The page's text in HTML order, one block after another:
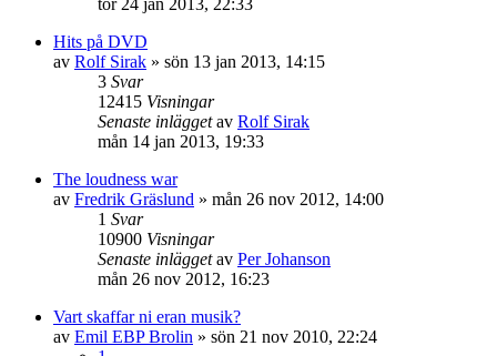
tor 24 jan 2013, 22:33
Hits på DVD
av Rolf Sirak » sön 13 jan 2013, 14:15
3 Svar
12415 Visningar
Senaste inläggetav Rolf Sirak
mån 14 jan 2013, 19:33
The loudness war
av Fredrik Gräslund » mån 26 nov 2012, 14:00
1 Svar
10900 Visningar
Senaste inläggetav Per Johanson
mån 26 nov 2012, 16:23
Vart skaffar ni eran musik?
av Emil EBP Brolin » sön 21 nov 2010, 22:24